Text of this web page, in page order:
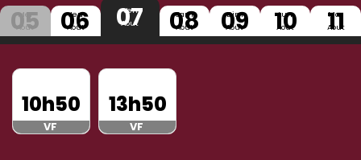
Mer
05
Aout
Jeu
06
Aout
Ven
07
Aout
Sam
08
Aout
Dim
09
Aout
Lun
10
Aout
Mar
11
Aout
10h50
VF
13h50
VF